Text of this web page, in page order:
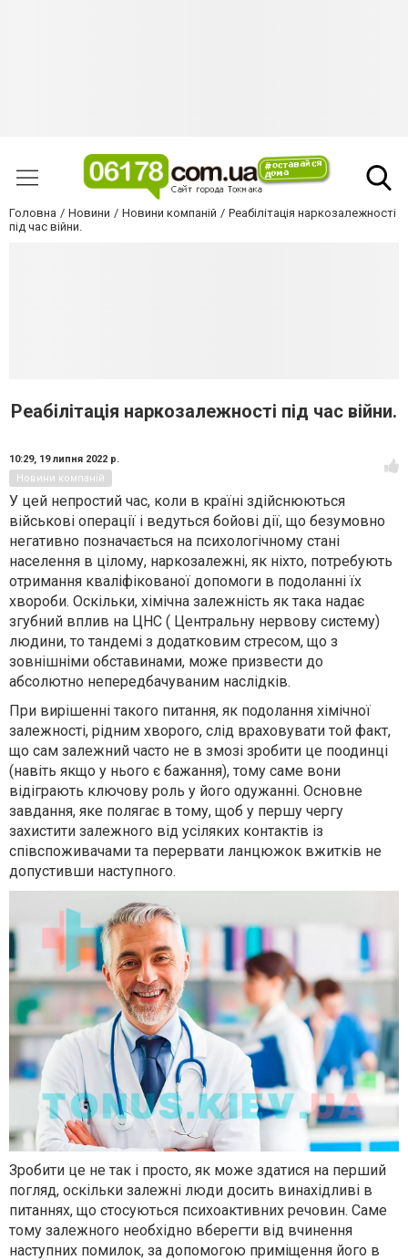
Головна Новини Новини компаній
Реабілітація наркозалежності
під час війни.
Реабілітація наркозалежності під час війни.
10:29, 19 липня 2022 р.
Новини компаній
У цей непростий час, коли в країні здійснюються
військові операції і ведуться бойові дії, що безумовно
негативно позначається на психологічному стані
населення в цілому, наркозалежні, як ніхто, потребують
отримання кваліфікованої допомоги в подоланні їх
хвороби. Оскільки, хімічна залежність як така надає
згубний вплив на ЦНС ( Центральну нервову систему)
людини, то тандемі з додатковим стресом, що з
зовнішніми обставинами, може призвести до
абсолютно непередбачуваним наслідків.
При вирішенні такого питання, як подолання хімічної
залежності, рідним хворого, слід враховувати той факт,
що сам залежний часто не в змозі зробити це поодинці
(навіть якщо у нього є бажання), тому саме вони
відіграють ключову роль у його одужанні. Основне
завдання, яке полягає в тому, щоб у першу чергу
захистити залежного від усіляких контактів із
співспоживачами та перервати ланцюжок вжитків не
допустивши наступного.
Зробити це не так і просто, як може здатися на перший
погляд, оскільки залежні люди досить винахідливі в
питаннях, що стосуються психоактивних речовин. Саме
тому залежного необхідно вберегти від вчинення
наступних помилок, за допомогою приміщення його в